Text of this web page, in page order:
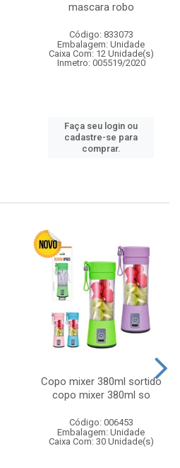
mascara robo
Código: 833073
Embalagem: Unidade
Caixa Com: 12 Unidade(s)
Inmetro: 005519/2020
Faça seu login ou
cadastre-se para
comprar.
Copo mixer 380ml sortido
copo mixer 380ml so
Código: 006453
Embalagem: Unidade
Caixa Com: 30 Unidade(s)